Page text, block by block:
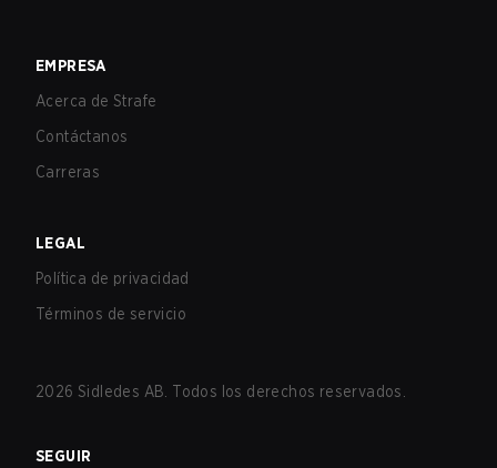
EMPRESA
Acerca de Strafe
Contáctanos
Carreras
LEGAL
Política de privacidad
Términos de servicio
2026 Sidledes AB. Todos los derechos reservados.
SEGUIR